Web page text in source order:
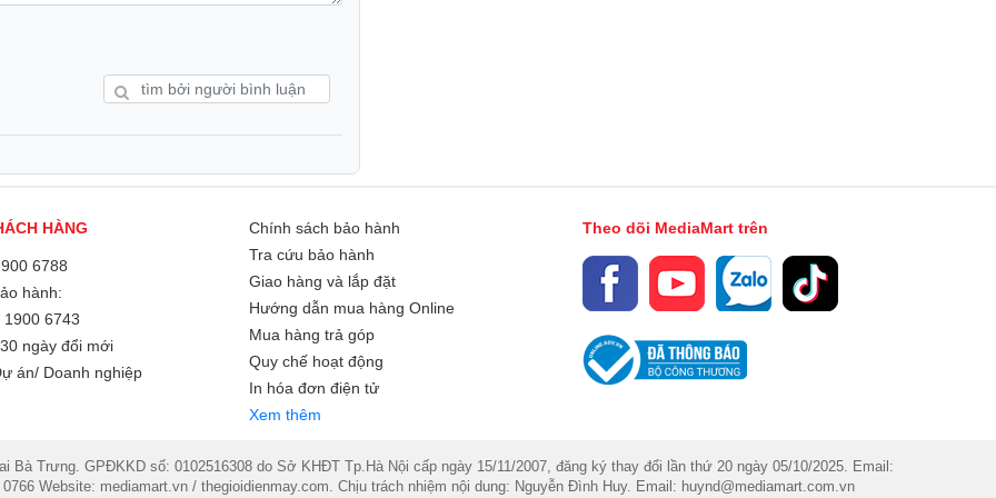
sạc ra cho thiết bị đều là sạc nhanh)
minh hành chính hãng và kích hoạt gói
quốc ).
HÀNG
6788
hành:
1900 6743
ngày đổi mới
án/ Doanh nghiệp
Chính sách bảo hành
Tra cứu bảo hành
Giao hàng và lắp đặt
Hướng dẫn mua hàng Online
Mua hàng trả góp
Quy chế hoạt động
In hóa đơn điện tử
Xem thêm
Theo dõi MediaMart trên
Trưng. GPĐKKD số: 0102516308 do Sở KHĐT Tp.Hà Nội cấp ngày 15/11/2007, đăng ký thay đổi lần thứ 20 ngày 05/10/2025. Email:
Website: mediamart.vn / thegioidienmay.com. Chịu trách nhiệm nội dung: Nguyễn Đình Huy. Email: huynd@mediamart.com.vn